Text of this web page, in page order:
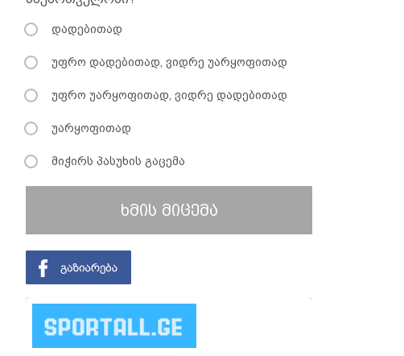
დადებითად
უფრო დადებითად, ვიდრე უარყოფითად
უფრო უარყოფითად, ვიდრე დადებითად
უარყოფითად
მიჭირს პასუხის გაცემა
ხმის მიცემა